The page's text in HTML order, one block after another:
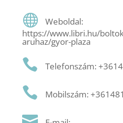
Weboldal:
https://www.libri.hu/
aruhaz/gyor-plaza
Telefonszám:
Mobilszám: